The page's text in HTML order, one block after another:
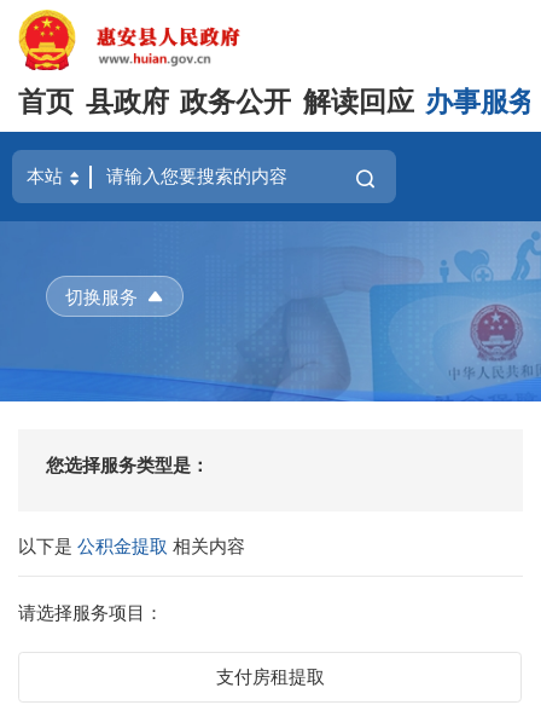
首页 县政府 政务公开 解读回应 办事服务
切换服务
您选择服务类型是：
以下是公积金提取相关内容
请选择服务项目：
支付房租提取